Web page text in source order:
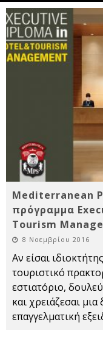
Mediterranean
πρόγραμμα
Tourism
8 Νοεμβρίου 2016
Αν είσαι
τουριστικό
εστιατόριο,
και χρειάζεσαι
επαγγελματική